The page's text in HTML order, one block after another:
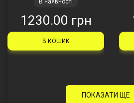
В наявності
1230.00 грн
В КОШИК
ПОКАЗАТИ ЩЕ